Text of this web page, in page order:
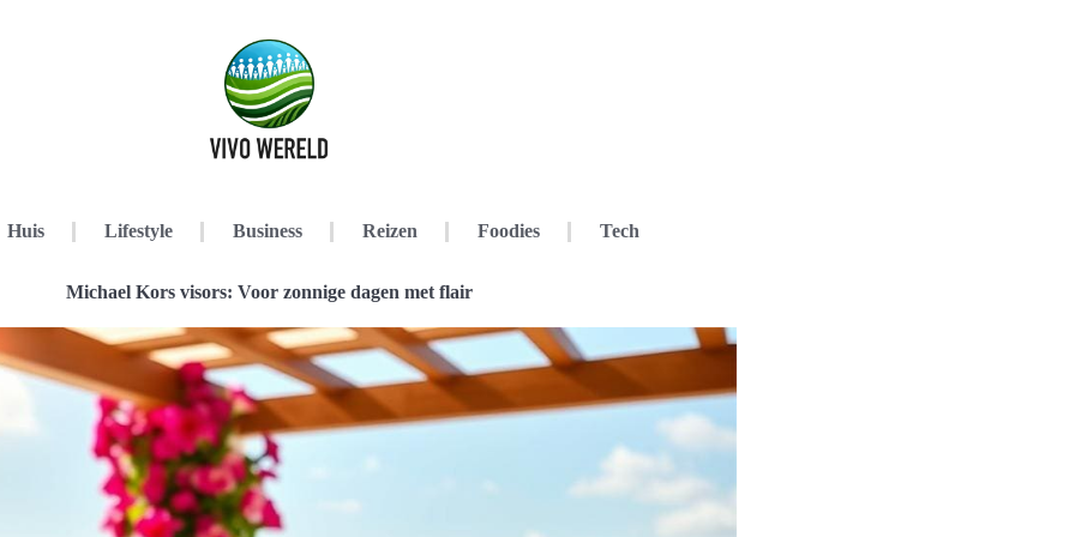
Huis Lifestyle Business Reizen Foodies Tech
Michael Kors visors: Voor zonnige dagen met flair